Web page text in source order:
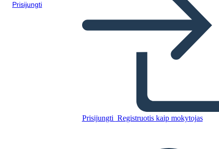
Prisijungti
Prisijungti Registruotis kaip mokytojas
Grafico